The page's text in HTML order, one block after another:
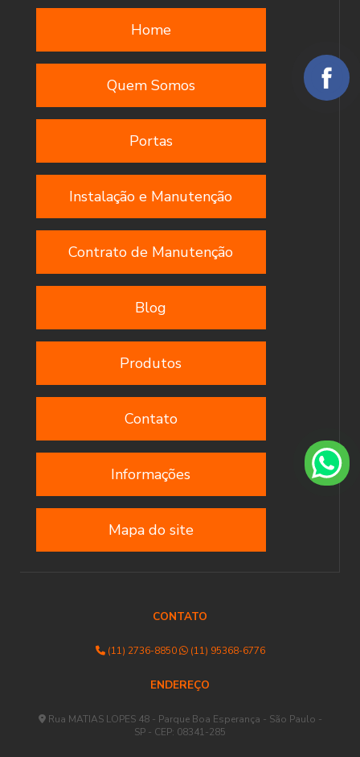
Home
Quem Somos
Portas
Instalação e Manutenção
Contrato de Manutenção
Blog
Produtos
Contato
Informações
Mapa do site
CONTATO
(11) 2736-8850 (11) 95368-6776
ENDEREÇO
Rua MATIAS LOPES 48 - Parque Boa Esperança - São Paulo -
SP - CEP: 08341-285